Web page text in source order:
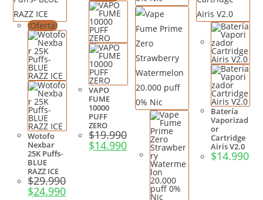
¡Oferta!
Wotofo
Nexbar
25K Puffs-
BLUE
RAZZ ICE
$29.990
$24.990
VAPO
FUME
10000
PUFF
ZERO
$19.990
$14.990
Batería
Vaporizad
or
Cartridge
Airis V2.0
$14.990